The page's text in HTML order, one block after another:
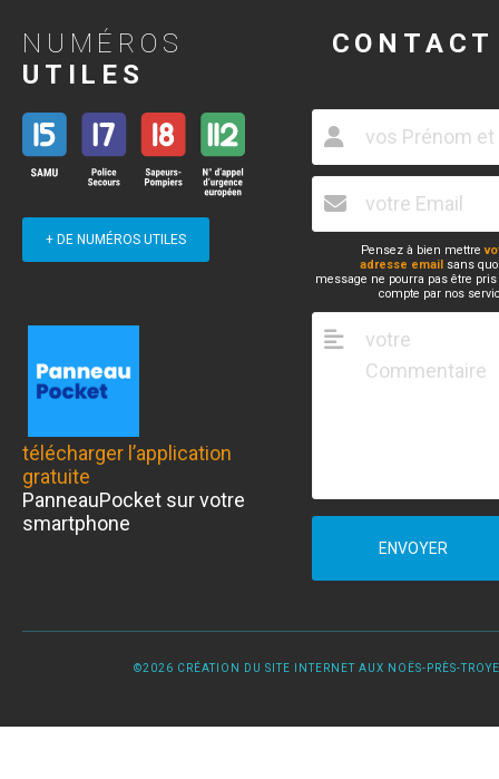
NUMÉROS
UTILES
+ DE NUMÉROS UTILES
télécharger l’application
gratuite
PanneauPocket sur votre
smartphone
CONTACT
Pensez à bien mettre
adresse email sans
message ne pourra pas être
compte par nos
ENVOYER
©2026 CRÉATION DU SITE INTERNET AUX NOËS-PRÈS-